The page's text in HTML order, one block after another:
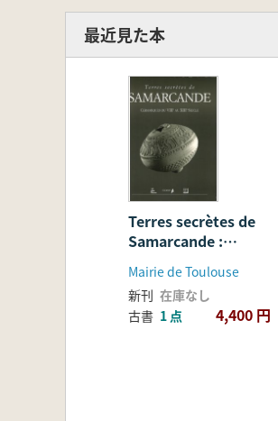
最近見た本
Terres secrètes de
Samarcande :
céramiques du VIIIe au
XIIIe siècle (サマルカ
ンドの秘境:8世紀から13
世紀の陶磁器)
Mairie de Toulouse
新刊 在庫なし
古書 1 点 4,400 円